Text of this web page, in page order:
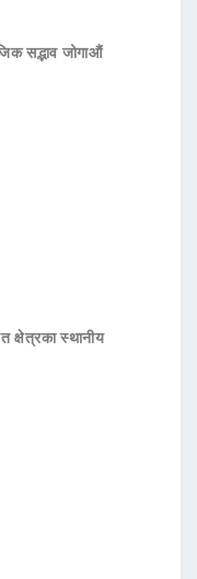
सद्भाव जोगाऔं
क्षेत्रका स्थानीय